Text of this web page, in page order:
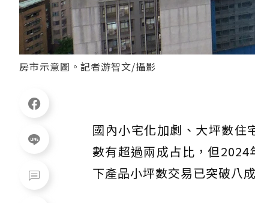
房市示意圖。記者游智文/攝影
國內小宅化加劇、大坪數住
數有超過兩成占比，但
下產品小坪數交易已突破八